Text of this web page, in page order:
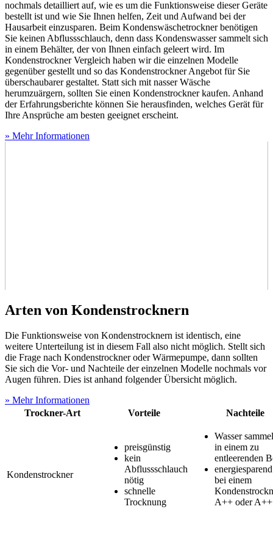
nochmals detailliert auf, wie es um die Funktionsweise dieser Geräte
bestellt ist und wie Sie Ihnen helfen, Zeit und Aufwand bei der
Hausarbeit einzusparen. Beim Kondenswäschetrockner benötigen
Sie keinen Abflussschlauch, denn dass Kondenswasser sammelt sich
in einem Behälter, der von Ihnen einfach geleert wird. Im
Kondenstrockner Vergleich haben wir die einzelnen Modelle
gegenüber gestellt und so das Kondenstrockner Angebot für Sie
überschaubarer gestaltet. Statt sich mit nasser Wäsche
herumzuärgern, sollten Sie einen Kondenstrockner kaufen. Anhand
der Erfahrungsberichte können Sie herausfinden, welches Gerät für
Ihre Ansprüche am besten geeignet erscheint.
» Mehr Informationen
Arten von Kondenstrocknern
Die Funktionsweise von Kondenstrocknern ist identisch, eine
weitere Unterteilung ist in diesem Fall also nicht möglich. Stellt sich
die Frage nach Kondenstrockner oder Wärmepumpe, dann sollten
Sie sich die Vor- und Nachteile der einzelnen Modelle nochmals vor
Augen führen. Dies ist anhand folgender Übersicht möglich.
» Mehr Informationen
Trockner-Art
Vorteile Nachteile
Kondenstrockner
preisgünstig
kein
Abflussschlauch
nötig
schnelle
Trocknung
Wasser
in einem zu
entleerenden
bei einem
A++ oder